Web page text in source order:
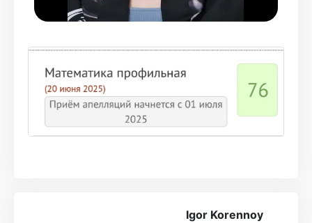
еще целых полгода, я решила начать вместе
которых дуб дубом
он и его команда всегда отвечали,
поддерживали, помогали и благодаря им на
егэ я получила свои 76 баллов
Igor Korennoy